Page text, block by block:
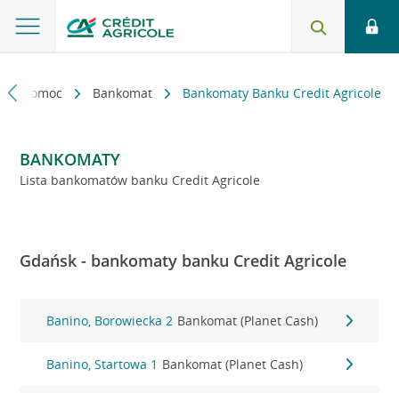
i pomoc Bankomat Bankomaty Banku Credit Agricole
BANKOMATY
Lista bankomatów banku Credit Agricole
Gdańsk - bankomaty banku Credit Agricole
Banino, Borowiecka 2 Bankomat (Planet Cash)
Banino, Startowa 1 Bankomat (Planet Cash)